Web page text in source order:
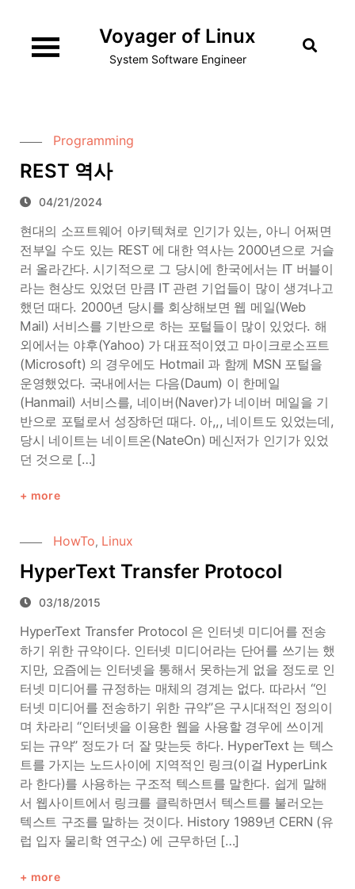
content
Voyager of Linux
System Software Engineer
Programming
REST 역사
04/21/2024
현대의 소프트웨어 아키텍쳐로 인기가 있는, 아니 어쩌면
전부일 수도 있는 REST 에 대한 역사는 2000년으로 거슬
러 올라간다. 시기적으로 그 당시에 한국에서는 IT 버블이
라는 현상도 있었던 만큼 IT 관련 기업들이 많이 생겨나고
했던 때다. 2000년 당시를 회상해보면 웹 메일(Web
Mail) 서비스를 기반으로 하는 포털들이 많이 있었다. 해
외에서는 야후(Yahoo) 가 대표적이였고 마이크로소프트
(Microsoft) 의 경우에도 Hotmail 과 함께 MSN 포털을
운영했었다. 국내에서는 다음(Daum) 이 한메일
(Hanmail) 서비스를, 네이버(Naver)가 네이버 메일을 기
반으로 포털로서 성장하던 때다. 아,,, 네이트도 있었는데,
당시 네이트는 네이트온(NateOn) 메신저가 인기가 있었
던 것으로 […]
more
HowTo, Linux
HyperText Transfer Protocol
03/18/2015
HyperText Transfer Protocol 은 인터넷 미디어를 전송
하기 위한 규약이다. 인터넷 미디어라는 단어를 쓰기는 했
지만, 요즘에는 인터넷을 통해서 못하는게 없을 정도로 인
터넷 미디어를 규정하는 매체의 경계는 없다. 따라서 “인
터넷 미디어를 전송하기 위한 규약”은 구시대적인 정의이
며 차라리 “인터넷을 이용한 웹을 사용할 경우에 쓰이게
되는 규약” 정도가 더 잘 맞는듯 하다. HyperText 는 텍스
트를 가지는 노드사이에 지역적인 링크(이걸 HyperLink
라 한다)를 사용하는 구조적 텍스트를 말한다. 쉽게 말해
서 웹사이트에서 링크를 클릭하면서 텍스트를 불러오는
텍스트 구조를 말하는 것이다. History 1989년 CERN (유
럽 입자 물리학 연구소) 에 근무하던 […]
more